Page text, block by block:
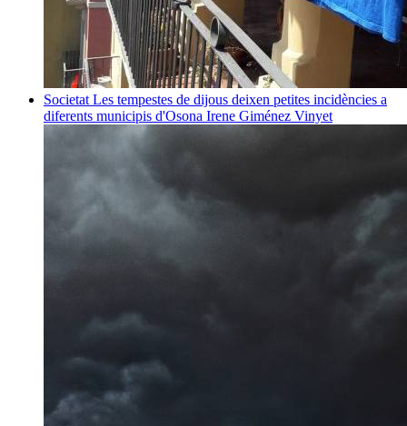
Societat Les tempestes de dijous deixen petites incidències a
diferents municipis d'Osona Irene Giménez Vinyet